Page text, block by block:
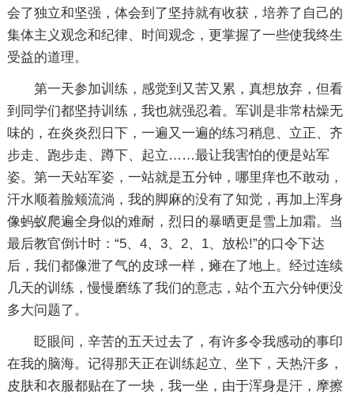
会了独立和坚强，体会到了坚持就有收获，培养了自己的
集体主义观念和纪律、时间观念，更掌握了一些使我终生
受益的道理。
第一天参加训练，感觉到又苦又累，真想放弃，但看
到同学们都坚持训练，我也就强忍着。军训是非常枯燥无
味的，在炎炎烈日下，一遍又一遍的练习稍息、立正、齐
步走、跑步走、蹲下、起立……最让我害怕的便是站军
姿。第一天站军姿，一站就是五分钟，哪里痒也不敢动，
汗水顺着脸颊流淌，我的脚麻的没有了知觉，再加上浑身
像蚂蚁爬遍全身似的难耐，烈日的暴晒更是雪上加霜。当
最后教官倒计时：“5、4、3、2、1、放松!”的口令下达
后，我们都像泄了气的皮球一样，瘫在了地上。经过连续
几天的训练，慢慢磨练了我们的意志，站个五六分钟便没
多大问题了。
眨眼间，辛苦的五天过去了，有许多令我感动的事印
在我的脑海。记得那天正在训练起立、坐下，天热汗多，
皮肤和衣服都贴在了一块，我一坐，由于浑身是汗，摩擦